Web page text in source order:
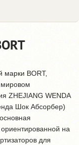
марки BORT,
мировом
ZHEJIANG WENDA
Шок Абсорбер)
на
для